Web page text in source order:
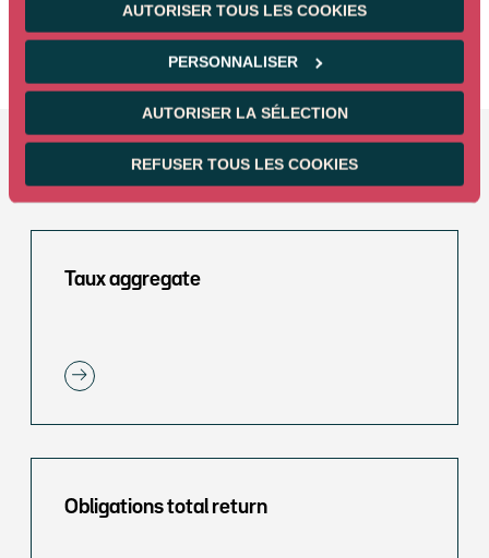
AUTORISER TOUS LES COOKIES
PERSONNALISER
AUTORISER LA SÉLECTION
REFUSER TOUS LES COOKIES
Autres stratégies obligataires
Taux aggregate
Obligations total return